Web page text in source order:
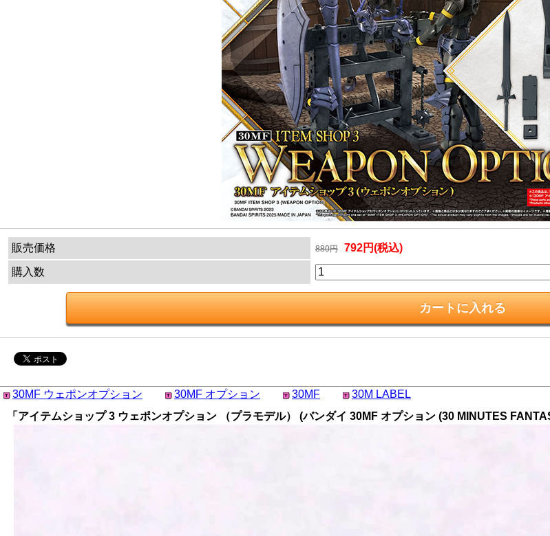
販売価格 880円 792円(税込)
購入数
30MF ウェポンオプション 30MF オプション 30MF
30M LABEL
「アイテムショップ 3 ウェポンオプション （プラモデル） (バンダイ 30MF オプション (30 MINUTES